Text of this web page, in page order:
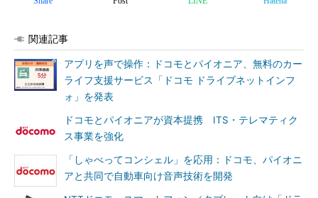
関連記事
アプリを声で操作：ドコモとパイオニア、無料のカー
ライフ支援サービス「ドコモ ドライブネットインフ
ォ」を発表
ドコモとパイオニアが資本提携 ITS・テレマティク
ス事業を強化
「しゃべってコンシェル」を応用：ドコモ、パイオニ
アと共同で自動車向け音声技術を開発